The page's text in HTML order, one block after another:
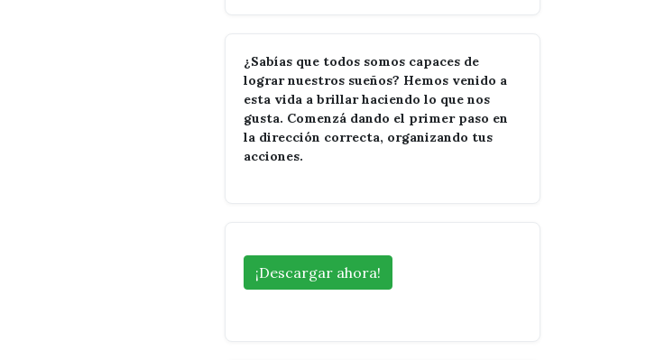
¿Sabías que todos somos capaces de
lograr nuestros sueños? Hemos venido a
esta vida a brillar haciendo lo que nos
gusta. Comenzá dando el primer paso en
la dirección correcta, organizando tus
acciones.
¡Descargar ahora!